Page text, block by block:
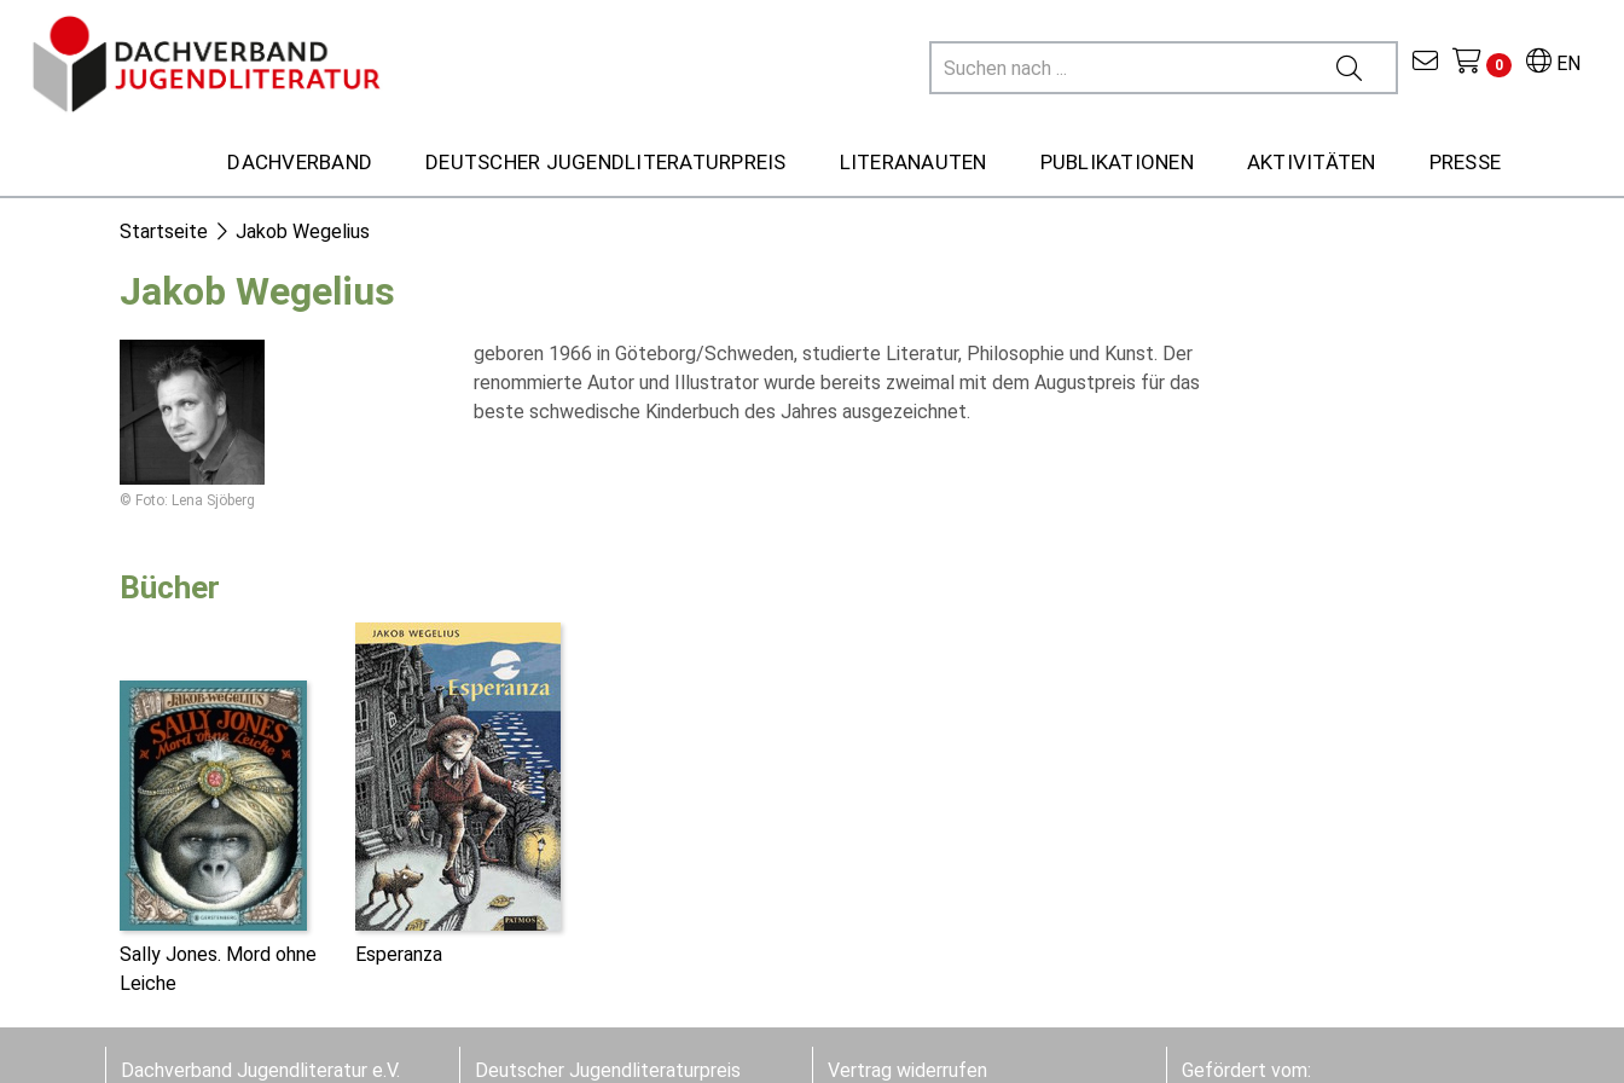
EN
0
DACHVERBAND DEUTSCHER JUGENDLITERATURPREIS LITERANAUTEN PUBLIKATIONEN AKTIVITÄTEN PRESSE
Startseite Jakob Wegelius
Jakob Wegelius
© Foto: Lena Sjöberg
geboren 1966 in Göteborg/Schweden, studierte Literatur, Philosophie und Kunst. Der
renommierte Autor und Illustrator wurde bereits zweimal mit dem Augustpreis für das
beste schwedische Kinderbuch des Jahres ausgezeichnet.
Bücher
Sally Jones. Mord ohne
Leiche
Esperanza
Dachverband Jugendliteratur e.V. Deutscher Jugendliteraturpreis Vertrag widerrufen Gefördert vom: